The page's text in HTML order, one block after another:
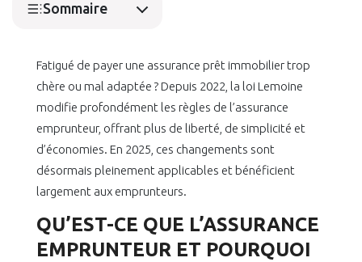
Sommaire
Fatigué de payer une assurance prêt immobilier trop
chère ou mal adaptée ? Depuis 2022, la loi Lemoine
modifie profondément les règles de l’assurance
emprunteur, offrant plus de liberté, de simplicité et
d’économies. En 2025, ces changements sont
désormais pleinement applicables et bénéficient
largement aux emprunteurs.
QU’EST-CE QUE L’ASSURANCE
EMPRUNTEUR ET POURQUOI